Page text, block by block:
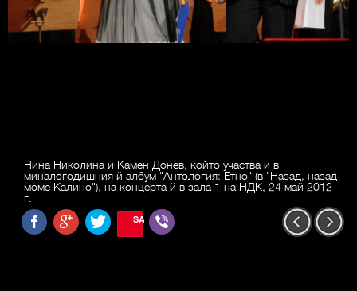
Нина Николина и Камен Донев, който участва и в
миналогодишния й албум "Антология: Етно" (в "Назад, назад
моме Калино"), на концерта й в зала 1 на НДК, 24 май 2012
г.
SAVE